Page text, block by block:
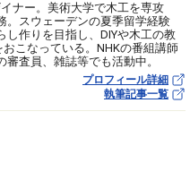
ナー。美術大学で木工を専攻
。スウェーデンの夏季留学経験
し作りを目指し、DIYや木工の教
こなっている。NHKの番組講師
査員、雑誌等でも活動中。
プロフィール詳細
執筆記事一覧